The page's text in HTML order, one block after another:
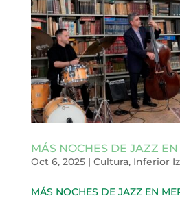
MÁS NOCHES DE JAZZ
Oct 6, 2025| Cultura, Inferior
MÁS NOCHES DE JAZZ EN